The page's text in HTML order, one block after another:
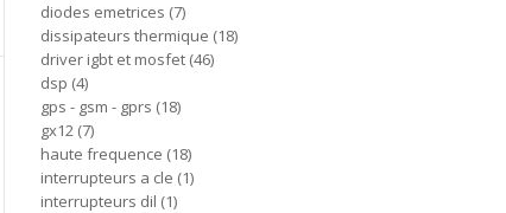
diodes emetrices 7
dissipateurs thermique 18
driver igbt et mosfet 46
dsp 4
gps - gsm - gprs 18
gx12 7
haute frequence 18
interrupteurs a cle 1
interrupteurs dil 1